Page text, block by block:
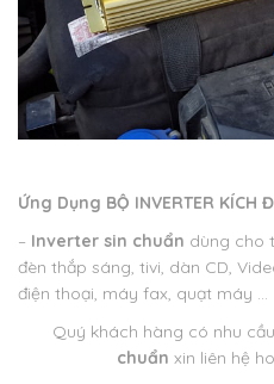
Ứng Dụng BỘ INVERTER KÍCH
– Inverter sin chuẩn dùng cho
đèn thắp sáng, tivi, dàn CD,
điện thoại, máy fax, quạt máy …
Quý khách hàng có nhu
chuẩn xin liên hệ